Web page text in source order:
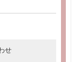
せ